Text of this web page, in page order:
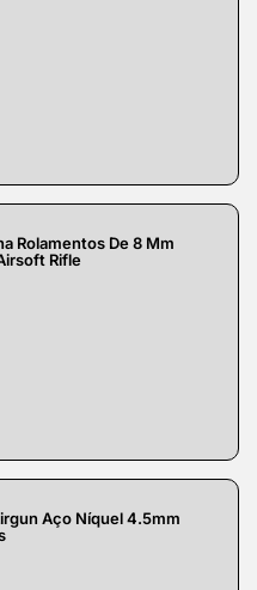
Rolamentos De 8 Mm
Rifle
Aço Níquel 4.5mm